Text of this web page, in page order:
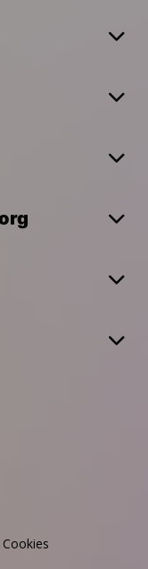
Cookies